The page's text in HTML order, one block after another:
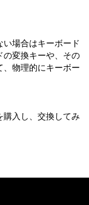
い場合はキーボード
の変換キーや、その
、物理的にキーボー
購入し、交換してみ